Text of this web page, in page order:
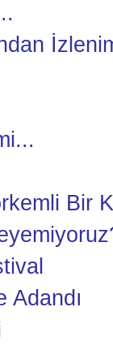
Bir
Adandı